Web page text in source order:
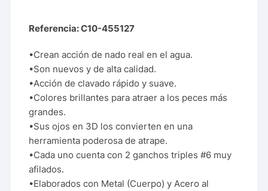
Referencia: C10-455127
•Crean acción de nado real en el agua.
•Son nuevos y de alta calidad.
•Acción de clavado rápido y suave.
•Colores brillantes para atraer a los peces más
grandes.
•Sus ojos en 3D los convierten en una
herramienta poderosa de atrape.
•Cada uno cuenta con 2 ganchos triples #6 muy
afilados.
•Elaborados con Metal (Cuerpo) y Acero al